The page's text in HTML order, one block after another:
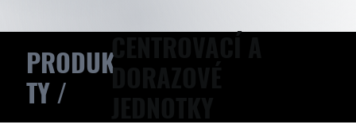
PRODUK
TY /
CENTROVACÍ A
DORAZOVÉ